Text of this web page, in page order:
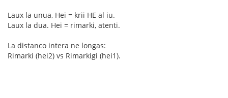
Laux la unua, Hei = krii HE al iu.
Laux la dua. Hei = rimarki, atenti.
La distanco intera ne longas:
Rimarki (hei2) vs Rimarkigi (hei1).